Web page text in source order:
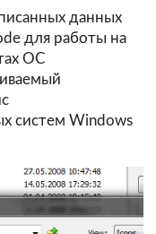
данных
для работы на
ОС
систем Windows